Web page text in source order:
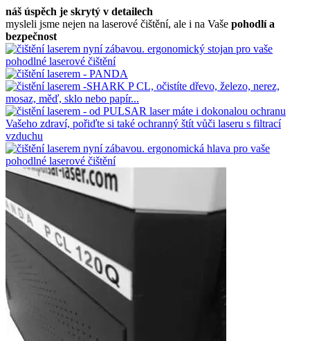
náš úspěch je skrytý v detailech
mysleli jsme nejen na laserové čištění, ale i na Vaše pohodlí a
bezpečnost